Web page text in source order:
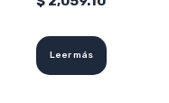
Leer más